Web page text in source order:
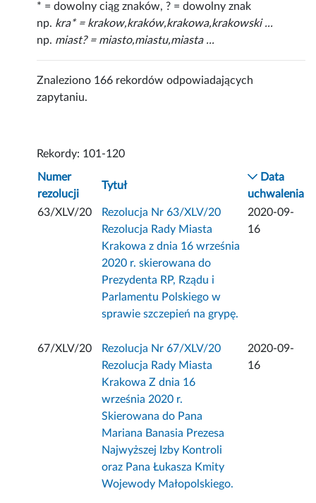
* = dowolny ciąg znaków, ? = dowolny znak
np. kra* = krakow,kraków,krakowa,krakowski ...
np. miast? = miasto,miastu,miasta ...
Znaleziono 166 rekordów odpowiadających
zapytaniu.
Rekordy: 101-120
Numer
rezolucji
Tytuł
Data
uchwalenia
63/XLV/20
Rezolucja Nr 63/XLV/20
Rezolucja Rady Miasta
Krakowa z dnia 16 września
2020 r. skierowana do
Prezydenta RP, Rządu i
Parlamentu Polskiego w
sprawie szczepień na grypę.
2020-09-
16
67/XLV/20
Rezolucja Nr 67/XLV/20
Rezolucja Rady Miasta
Krakowa Z dnia 16
września 2020 r.
Skierowana do Pana
Mariana Banasia Prezesa
Najwyższej Izby Kontroli
oraz Pana Łukasza Kmity
Wojewody Małopolskiego.
2020-09-
16